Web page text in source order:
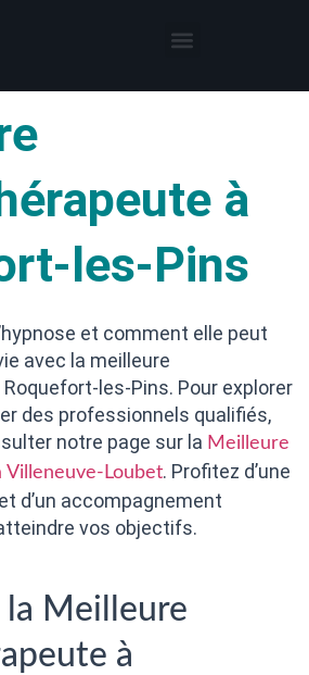
à
les-Pins
et comment elle peut
avec la meilleure
les-Pins. Pour explorer
des professionnels qualifiés,
notre page sur la Meilleure
Villeneuve-Loubet. Profitez d’une
d’un accompagnement
vos objectifs.
la Meilleure
à